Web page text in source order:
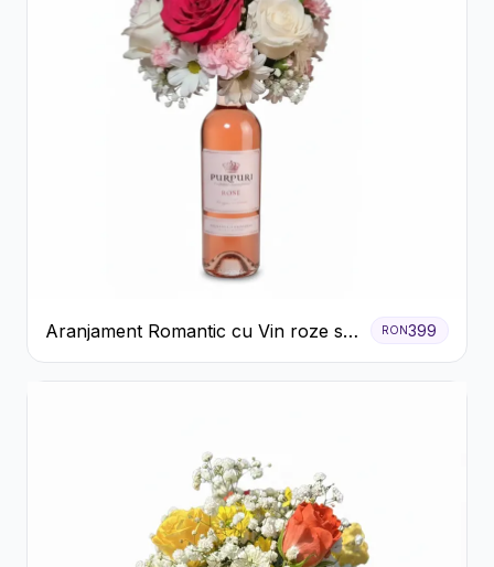
Aranjament Romantic cu Vin roze si
Flori pastel
RON399